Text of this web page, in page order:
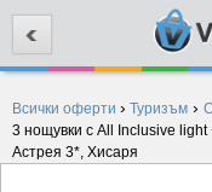
Всички оферти › Туризъм ›
3 нощувки с All Inclusive
Астрея 3*, Хисаря